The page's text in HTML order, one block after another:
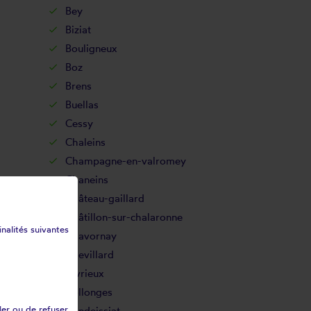
Bey
Biziat
Bouligneux
Boz
Brens
Buellas
Cessy
Chaleins
Champagne-en-valromey
Chaneins
Château-gaillard
Châtillon-sur-chalaronne
Chavornay
Chevillard
Civrieux
Collonges
suivantes